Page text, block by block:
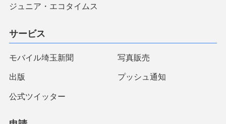
ジュニア・エコタイムス
サービス
モバイル埼玉新聞 写真販売
出版 プッシュ通知
公式ツイッター